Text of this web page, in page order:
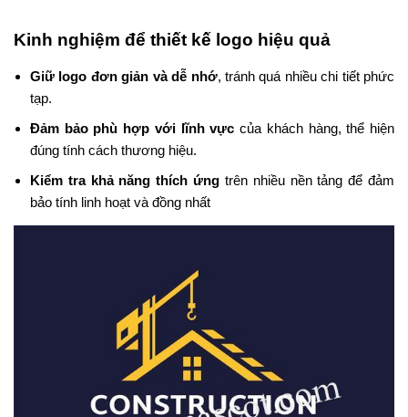
Kinh nghiệm để thiết kế logo hiệu quả
Giữ logo đơn giản và dễ nhớ, tránh quá nhiều chi tiết phức
tạp.
Đảm bảo phù hợp với lĩnh vực của khách hàng, thể hiện
đúng tính cách thương hiệu.
Kiểm tra khả năng thích ứng trên nhiều nền tảng để đảm
bảo tính linh hoạt và đồng nhất​